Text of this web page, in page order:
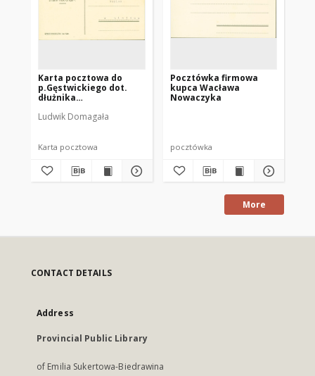
Karta pocztowa do
p.Gęstwickiego dot.
dłużnika
Ludwik Domagała
Karta pocztowa
Pocztówka firmowa
kupca Wacława
Nowaczyka
pocztówka
More
CONTACT DETAILS
Address
Provincial Public Library
of Emilia Sukertowa-Biedrawina